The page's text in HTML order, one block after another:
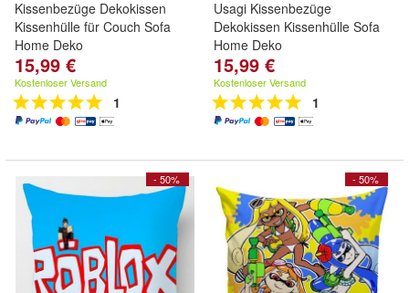
Kissenbezüge Dekokissen
Kissenhülle für Couch Sofa
Home Deko
15,99 €
Kostenloser Versand
1
Usagi Kissenbezüge
Dekokissen Kissenhülle Sofa
Home Deko
15,99 €
Kostenloser Versand
1
- 50% - 50%